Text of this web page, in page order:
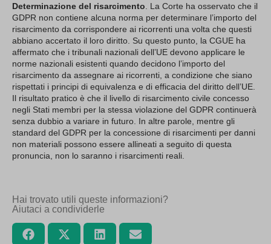
Determinazione del risarcimento . La Corte ha osservato che il
GDPR non contiene alcuna norma per determinare l’importo del
risarcimento da corrispondere ai ricorrenti una volta che questi
abbiano accertato il loro diritto. Su questo punto, la CGUE ha
affermato che i tribunali nazionali dell’UE devono applicare le
norme nazionali esistenti quando decidono l’importo del
risarcimento da assegnare ai ricorrenti, a condizione che siano
rispettati i principi di equivalenza e di efficacia del diritto dell’UE.
Il risultato pratico è che il livello di risarcimento civile concesso
negli Stati membri per la stessa violazione del GDPR continuerà
senza dubbio a variare in futuro. In altre parole, mentre gli
standard del GDPR per la concessione di risarcimenti per danni
non materiali possono essere allineati a seguito di questa
pronuncia, non lo saranno i risarcimenti reali.
Hai trovato utili queste informazioni?
Aiutaci a condividerle